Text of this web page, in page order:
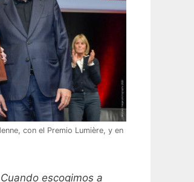
con el Premio Lumière, y en
escogimos a